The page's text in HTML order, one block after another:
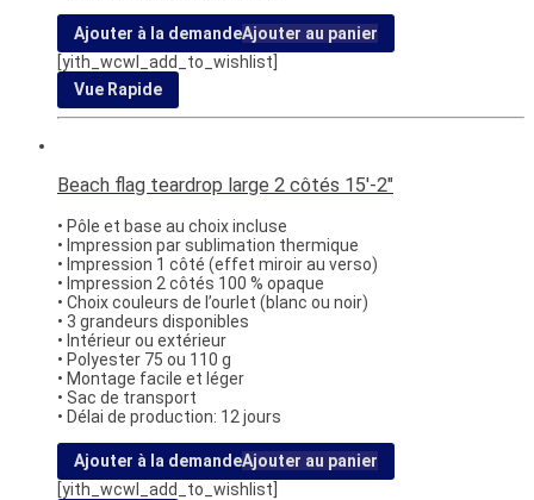
Ajouter à la demandeAjouter au panier
[yith_wcwl_add_to_wishlist]
Vue Rapide
Beach flag teardrop large 2 côtés 15′-2″
• Pôle et base au choix incluse
• Impression par sublimation thermique
• Impression 1 côté (effet miroir au verso)
• Impression 2 côtés 100 % opaque
• Choix couleurs de l’ourlet (blanc ou noir)
• 3 grandeurs disponibles
• Intérieur ou extérieur
• Polyester 75 ou 110 g
• Montage facile et léger
• Sac de transport
• Délai de production: 12 jours
Ajouter à la demandeAjouter au panier
[yith_wcwl_add_to_wishlist]